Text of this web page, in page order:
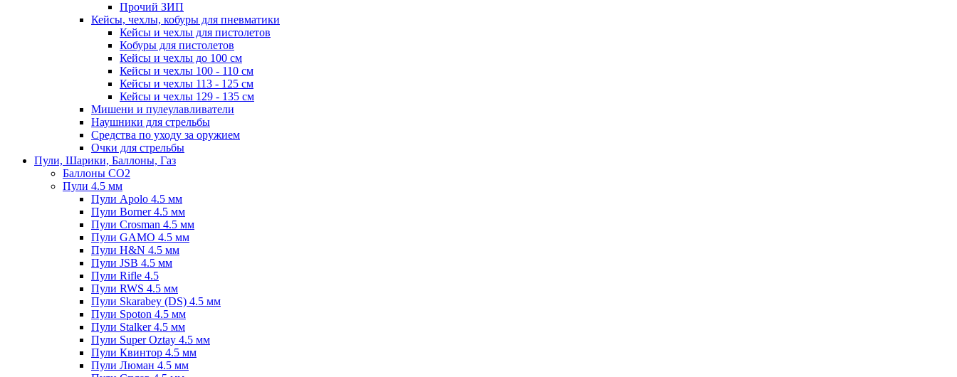
Прочий ЗИП
Кейсы, чехлы, кобуры для пневматики
Кейсы и чехлы для пистолетов
Кобуры для пистолетов
Кейсы и чехлы до 100 см
Кейсы и чехлы 100 - 110 см
Кейсы и чехлы 113 - 125 см
Кейсы и чехлы 129 - 135 см
Мишени и пулеулавливатели
Наушники для стрельбы
Средства по уходу за оружием
Очки для стрельбы
Пули, Шарики, Баллоны, Газ
Баллоны CO2
Пули 4.5 мм
Пули Apolo 4.5 мм
Пули Borner 4.5 мм
Пули Crosman 4.5 мм
Пули GAMO 4.5 мм
Пули H&N 4.5 мм
Пули JSB 4.5 мм
Пули Rifle 4.5
Пули RWS 4.5 мм
Пули Skarabey (DS) 4.5 мм
Пули Spoton 4.5 мм
Пули Stalker 4.5 мм
Пули Super Oztay 4.5 мм
Пули Квинтор 4.5 мм
Пули Люман 4.5 мм